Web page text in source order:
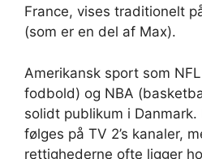
France, vises traditionelt
(som er en del af Max).
Amerikansk sport som
fodbold) og NBA
solidt publikum i
følges på TV 2’s kanaler,
rettighederne ofte ligger